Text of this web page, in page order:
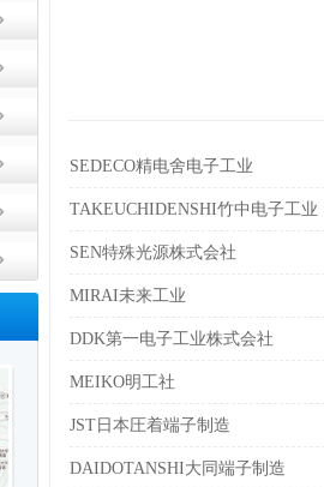
SEDECO精电舍电子工业
TAKEUCHIDENSHI竹中电子工业
SEN特殊光源株式会社
MIRAI未来工业
DDK第一电子工业株式会社
MEIKO明工社
JST日本圧着端子制造
DAIDOTANSHI大同端子制造